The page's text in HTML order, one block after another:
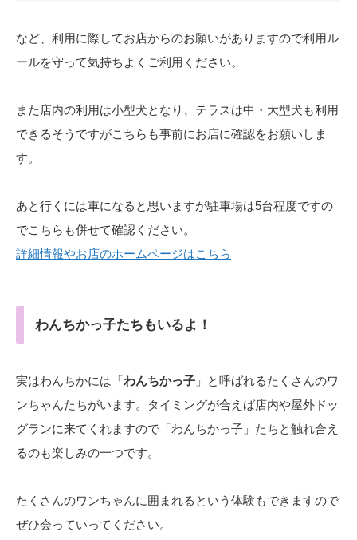
など、利用に際してお店からのお願いがありますので利用ル
ールを守って気持ちよくご利用ください。
また店内の利用は小型犬となり、テラスは中・大型犬も利用
できるそうですがこちらも事前にお店に確認をお願いしま
す。
あと行くには車になると思いますが駐車場は5台程度ですの
でこちらも併せて確認ください。
詳細情報やお店のホームページはこちら
わんちかっ子たちもいるよ！
実はわんちかには「わんちかっ子 」と呼ばれるたくさんのワ
ンちゃんたちがいます。タイミングが合えば店内や屋外ドッ
グランに来てくれますので「わんちかっ子」たちと触れ合え
るのも楽しみの一つです。
たくさんのワンちゃんに囲まれるという体験もできますので
ぜひ会っていってください。